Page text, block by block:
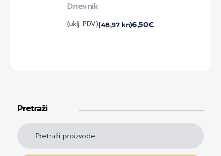
6,50€
(48,97 kn)
(uklj. PDV)
Dnevnik
Pretraži